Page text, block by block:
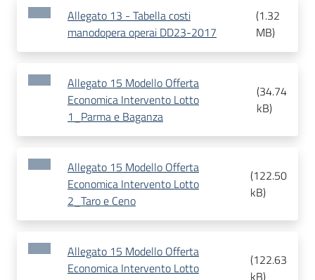
Allegato 13 - Tabella costi
manodopera operai DD23-2017
(1.32
MB)
Allegato 15 Modello Offerta
Economica Intervento Lotto
1_Parma e Baganza
(34.74
kB)
Allegato 15 Modello Offerta
Economica Intervento Lotto
2_Taro e Ceno
(122.50
kB)
Allegato 15 Modello Offerta
Economica Intervento Lotto
(122.63
kB)